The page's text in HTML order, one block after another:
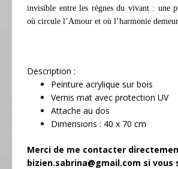
invisible entre les règnes du vivant : une
où circule l’Amour et où l’harmonie
Description :
Peinture acrylique sur bois
Vernis mat avec protection UV
Attache au dos
Dimensions : 40 x 70 cm
Merci de me contacter
bizien.sabrina@gmail.com si vous